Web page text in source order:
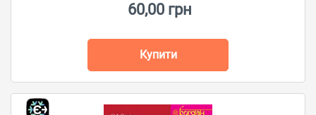
60,00 грн
Купити